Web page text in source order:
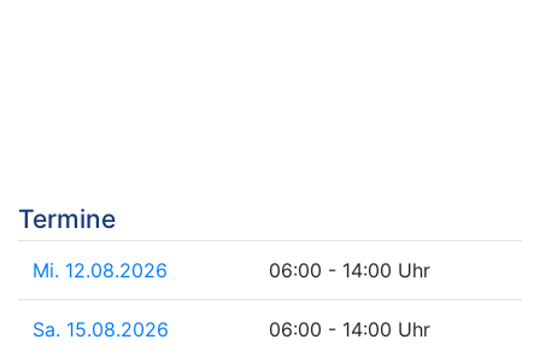
Termine
Mi. 12.08.2026 06:00 - 14:00 Uhr
Sa. 15.08.2026 06:00 - 14:00 Uhr